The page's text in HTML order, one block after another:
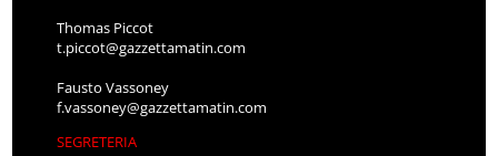
Thomas Piccot
t.piccot@gazzettamatin.com
Fausto Vassoney
f.vassoney@gazzettamatin.com
SEGRETERIA